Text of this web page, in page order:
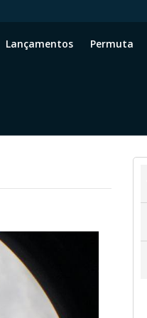
Lançamentos Permuta